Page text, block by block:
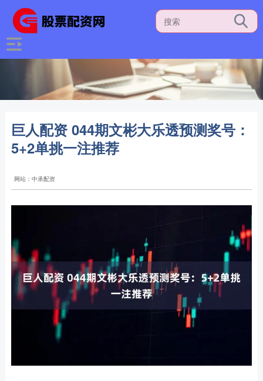
巨人配资 044期文彬大乐透预测奖号：
5+2单挑一注推荐
网站：中承配资